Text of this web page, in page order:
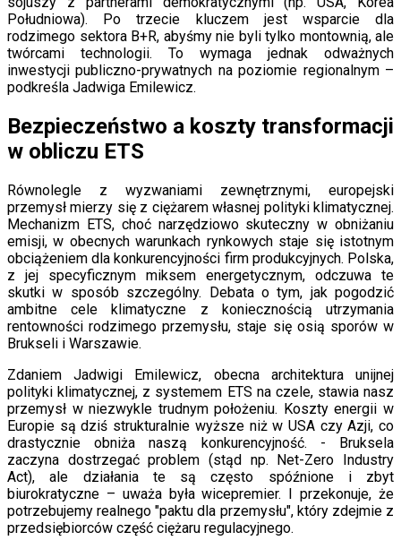
Południowa). Po trzecie kluczem jest wsparcie dla
rodzimego sektora B+R, abyśmy nie byli tylko montownią, ale
twórcami technologii. To wymaga jednak odważnych
inwestycji publiczno-prywatnych na poziomie regionalnym –
podkreśla Jadwiga Emilewicz.
Bezpieczeństwo a koszty transformacji
w obliczu ETS
Równolegle z wyzwaniami zewnętrznymi, europejski
przemysł mierzy się z ciężarem własnej polityki klimatycznej.
Mechanizm ETS, choć narzędziowo skuteczny w obniżaniu
emisji, w obecnych warunkach rynkowych staje się istotnym
obciążeniem dla konkurencyjności firm produkcyjnych. Polska,
z jej specyficznym miksem energetycznym, odczuwa te
skutki w sposób szczególny. Debata o tym, jak pogodzić
ambitne cele klimatyczne z koniecznością utrzymania
rentowności rodzimego przemysłu, staje się osią sporów w
Brukseli i Warszawie.
Zdaniem Jadwigi Emilewicz, obecna architektura unijnej
polityki klimatycznej, z systemem ETS na czele, stawia nasz
przemysł w niezwykle trudnym położeniu. Koszty energii w
Europie są dziś strukturalnie wyższe niż w USA czy Azji, co
drastycznie obniża naszą konkurencyjność. - Bruksela
zaczyna dostrzegać problem (stąd np. Net-Zero Industry
Act), ale działania te są często spóźnione i zbyt
biurokratyczne – uważa była wicepremier. I przekonuje, że
potrzebujemy realnego "paktu dla przemysłu", który zdejmie z
przedsiębiorców część ciężaru regulacyjnego.